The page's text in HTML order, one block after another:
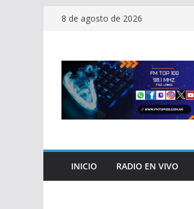
Saltar8 de agosto de 2026
INICIO RADIO EN VIVO